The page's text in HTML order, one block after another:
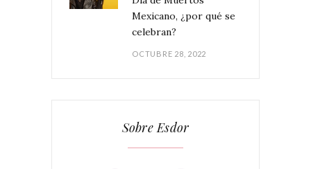
Mexicano, ¿por qué se
celebran?
OCTUBRE 28, 2022
Sobre Esdor